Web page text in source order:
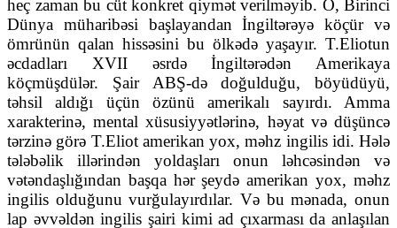
heç zaman bu cüt konkret qiymət verilməyib. O, Birinci
Dünya müharibəsi başlayandan İngiltərəyə köçür və
ömrünün qalan hissəsini bu ölkədə yaşayır. T.Eliotun
əcdadları XVII əsrdə İngiltərədən Amerikaya
köçmüşdülər. Şair ABŞ-də doğulduğu, böyüdüyü,
təhsil aldığı üçün özünü amerikalı sayırdı. Amma
xarakterinə, mental xüsusiyyətlərinə, həyat və düşüncə
tərzinə görə T.Eliot amerikan yox, məhz ingilis idi. Hələ
tələbəlik illərindən yoldaşları onun ləhcəsindən və
vətəndaşlığından başqa hər şeydə amerikan yox, məhz
ingilis olduğunu vurğulayırdılar. Və bu mənada, onun
lap əvvəldən ingilis şairi kimi ad çıxarması da anlaşılan